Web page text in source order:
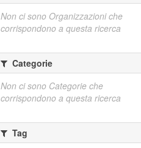
Non ci sono Organizzazioni che
corrispondono a questa ricerca
Categorie
Non ci sono Categorie che
corrispondono a questa ricerca
Tag